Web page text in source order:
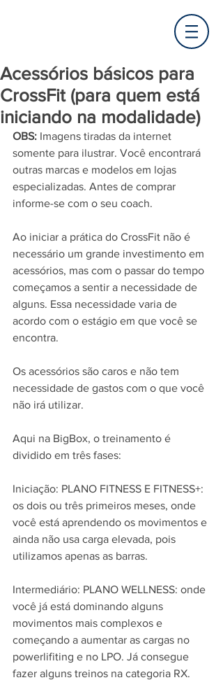
Acessórios básicos para
CrossFit (para quem está
iniciando na modalidade)
OBS: Imagens tiradas da internet
somente para ilustrar. Você encontrará
outras marcas e modelos em lojas
especializadas. Antes de comprar
informe-se com o seu coach.
Ao iniciar a prática do CrossFit não é
necessário um grande investimento em
acessórios, mas com o passar do tempo
começamos a sentir a necessidade de
alguns. Essa necessidade varia de
acordo com o estágio em que você se
encontra.
Os acessórios são caros e não tem
necessidade de gastos com o que você
não irá utilizar.
Aqui na BigBox, o treinamento é
dividido em três fases:
Iniciação: PLANO FITNESS E FITNESS+:
os dois ou três primeiros meses, onde
você está aprendendo os movimentos e
ainda não usa carga elevada, pois
utilizamos apenas as barras.
Intermediário: PLANO WELLNESS: onde
você já está dominando alguns
movimentos mais complexos e
começando a aumentar as cargas no
powerlifiting e no LPO. Já consegue
fazer alguns treinos na categoria RX.